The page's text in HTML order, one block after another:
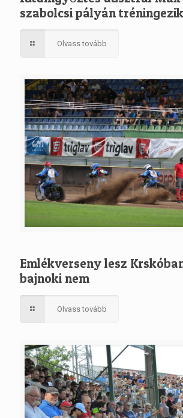
szabolcsi pályán
Olvass tovább
Emlékverseny lesz
bajnoki nem
Olvass tovább